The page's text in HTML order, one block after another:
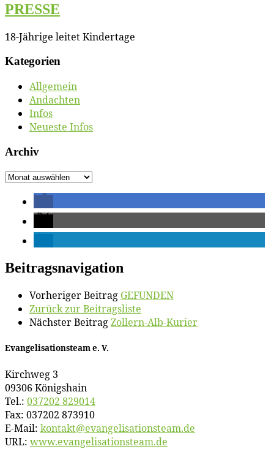
PRESSE
18-Jäh­ri­ge lei­tet Kindertage
Ka­te­go­rien
Allgemein
Andachten
Infos
Neueste Infos
Ar­chiv
Ar­
Beitragsnavigation
Vorheriger Beitrag GEFUNDEN
Zurück zur Beitragsliste
Nächster BeitragZol­lern-Alb-Ku­rier
Evan­ge­li­sa­ti­ons­team e. V.
Kirch­weg 3
09306 Königshain
Tel.: 037202 829014
Fax: 037202 873910
E‑Mail: kontakt@​evangelisationsteam.​de
URL: www​.evan​ge​li​sa​ti​ons​team​.de